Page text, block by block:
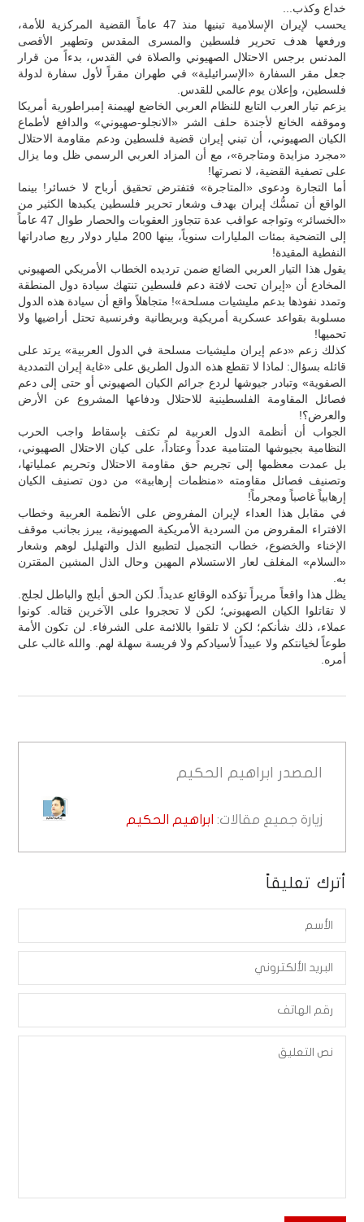
خداع وكذب...
يحسب لإيران الإسلامية تبنيها منذ 47 عاماً القضية المركزية للأمة،
ورفعها هدف تحرير فلسطين والمسرى المقدس وتطهير الأقصى
المدنس برجس الاحتلال الصهيوني والصلاة في القدس، بدءاً من قرار
جعل مقر السفارة «الإسرائيلية» في طهران مقراً لأول سفارة لدولة
فلسطين، وإعلان يوم عالمي للقدس.
يزعم تيار العرب التابع للنظام العربي الخاضع لهيمنة إمبراطورية أمريكا
وموقفه الخانع لأجندة حلف الشر «الانجلو-صهيوني» والدافع لأطماع
الكيان الصهيوني، أن تبني إيران قضية فلسطين ودعم مقاومة الاحتلال
«مجرد مزايدة ومتاجرة»، مع أن المزاد العربي الرسمي ظل وما يزال
على تصفية القضية، لا نصرتها!
أما التجارة ودعوى «المتاجرة» فتفترض تحقيق أرباح لا خسائر! بينما
الواقع أن تمسُّك إيران بهدف وشعار تحرير فلسطين يكبدها الكثير من
«الخسائر» وتواجه عواقب عدة تتجاوز العقوبات والحصار طوال 47 عاماً
إلى التضحية بمئات المليارات سنوياً، بينها 200 مليار دولار ريع صادراتها
النفطية المقيدة!
يقول هذا التيار العربي الضائع ضمن ترديده الخطاب الأمريكي الصهيوني
المخادع أن «إيران تحت لافتة دعم فلسطين تنتهك سيادة دول المنطقة
وتمدد نفوذها بدعم مليشيات مسلحة»! متجاهلاً واقع أن سيادة هذه الدول
مسلوبة بقواعد عسكرية أمريكية وبريطانية وفرنسية تحتل أراضيها ولا
تحميها!
كذلك زعم «دعم إيران مليشيات مسلحة في الدول العربية» يرتد على
قائله بسؤال: لماذا لا تقطع هذه الدول الطريق على «غاية إيران التمددية
الصفوية» وتبادر جيوشها لردع جرائم الكيان الصهيوني أو حتى إلى دعم
فصائل المقاومة الفلسطينية للاحتلال ودفاعها المشروع عن الأرض
والعرض؟!
الجواب أن أنظمة الدول العربية لم تكتف بإسقاط واجب الحرب
النظامية بجيوشها المتنامية عدداً وعتاداً، على كيان الاحتلال الصهيوني،
بل عمدت معظمها إلى تجريم حق مقاومة الاحتلال وتحريم عملياتها،
وتصنيف فصائل مقاومته «منظمات إرهابية» من دون تصنيف الكيان
إرهابياً غاصباً ومجرماً!
في مقابل هذا العداء لإيران المفروض على الأنظمة العربية وخطاب
الافتراء المقروض من السردية الأمريكية الصهيونية، يبرز بجانب موقف
الإخناء والخضوع، خطاب التجميل لتطبيع الذل والتهليل لوهم وشعار
«السلام» المغلف لعار الاستسلام المهين وحال الذل المشين المقترن
به.
يظل هذا واقعاً مريراً تؤكده الوقائع عديداً. لكن الحق أبلج والباطل لجلج.
لا تقاتلوا الكيان الصهيوني؛ لكن لا تحجروا على الآخرين قتاله. كونوا
عملاء، ذلك شأنكم؛ لكن لا تلقوا باللائمة على الشرفاء. لن تكون الأمة
طوعاً لخيانتكم ولا عبيداً لأسيادكم ولا فريسة سهلة لهم. والله غالب على
أمره.
المصدر ابراهيم الحكيم
زيارة جميع مقالات: ابراهيم الحكيم
أترك تعليقاً